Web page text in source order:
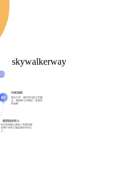
skywalkerway